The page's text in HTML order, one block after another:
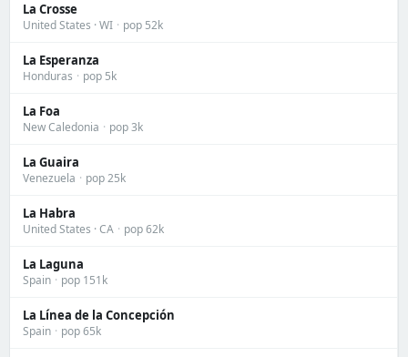
La Crosse
United States · WI · pop 52k
La Esperanza
Honduras · pop 5k
La Foa
New Caledonia · pop 3k
La Guaira
Venezuela · pop 25k
La Habra
United States · CA · pop 62k
La Laguna
Spain · pop 151k
La Línea de la Concepción
Spain · pop 65k